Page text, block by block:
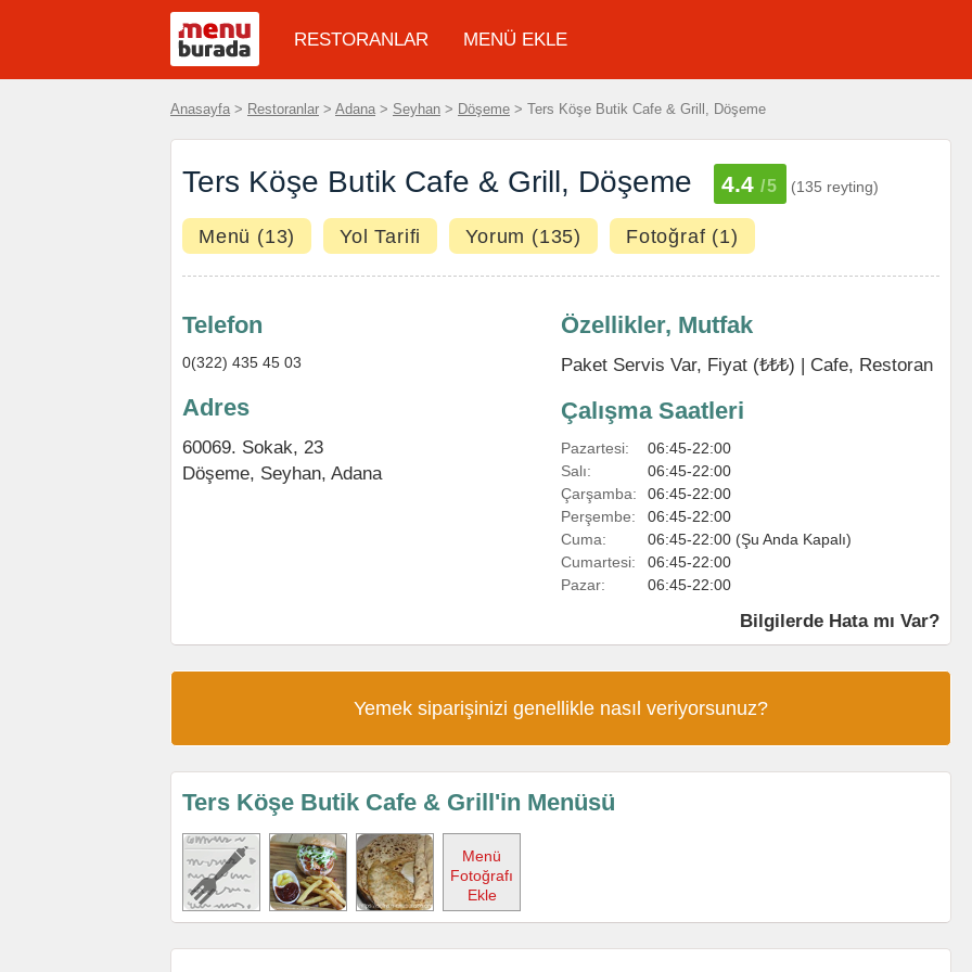
RESTORANLAR MENÜ EKLE
Anasayfa > Restoranlar > Adana > Seyhan > Döşeme > Ters Köşe Butik Cafe & Grill, Döşeme
Ters Köşe Butik Cafe & Grill, Döşeme 4.4 /5 (135 reyting)
Menü (13) Yol Tarifi Yorum (135) Fotoğraf (1)
Telefon
0(322) 435 45 03
Adres
60069. Sokak, 23
Döşeme, Seyhan, Adana
Özellikler, Mutfak
Paket Servis Var, Fiyat (₺₺₺) | Cafe, Restoran
Çalışma Saatleri
Pazartesi:
06:45-22:00
Salı:
06:45-22:00
Çarşamba:
06:45-22:00
Perşembe:
06:45-22:00
Cuma:
06:45-22:00 (Şu Anda Kapalı)
Cumartesi:
06:45-22:00
Pazar:
06:45-22:00
Bilgilerde Hata mı Var?
Yemek siparişinizi genellikle nasıl veriyorsunuz?
Ters Köşe Butik Cafe & Grill'in Menüsü
Menü
Fotoğrafı
Ekle